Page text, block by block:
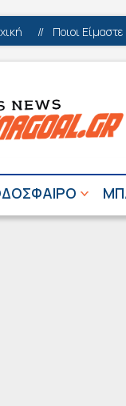
// Ποιοι Είμαστε